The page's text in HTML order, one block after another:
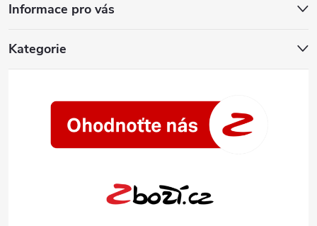
Informace pro vás
Kategorie